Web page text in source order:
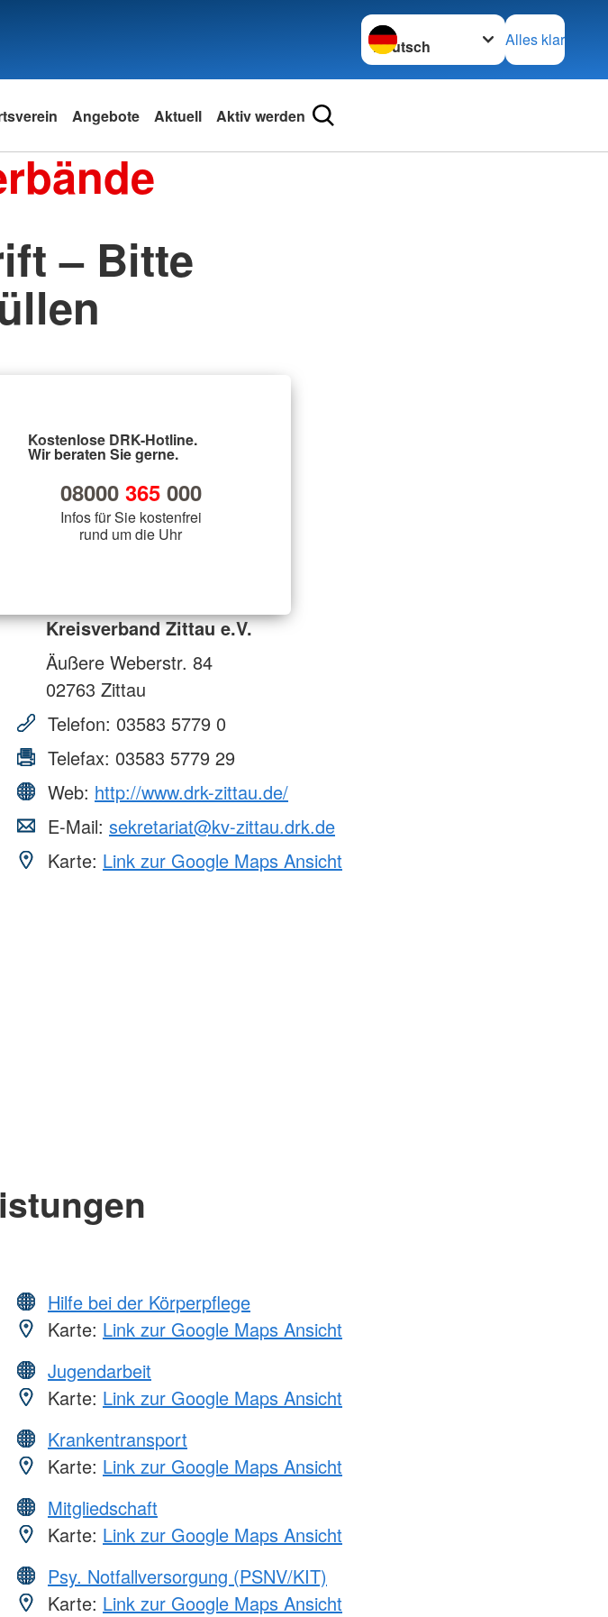
Sprache wechseln zu
Alles klar
Angebote Aktuell Aktiv werden
– Bitte
Kostenlose DRK-Hotline.
Wir beraten Sie gerne.
08000 365000
Infos für Sie kostenfrei
rund um die Uhr
Kreisverband Zittau e.V.
Äußere Weberstr. 84
02763 Zittau
Telefon: 03583 5779 0
Telefax: 03583 5779 29
Web: http://www.drk-zittau.de/
E-Mail: sekretariat@kv-zittau.drk.de
Karte: Link zur Google Maps Ansicht
Hilfe bei der Körperpflege
Karte: Link zur Google Maps Ansicht
Jugendarbeit
Karte: Link zur Google Maps Ansicht
Krankentransport
Karte: Link zur Google Maps Ansicht
Mitgliedschaft
Karte: Link zur Google Maps Ansicht
Psy. Notfallversorgung (PSNV/KIT)
Karte: Link zur Google Maps Ansicht